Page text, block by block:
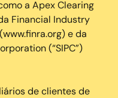
a Apex Clearing
Financial Industry
e da
(“SIPC”)
de clientes de